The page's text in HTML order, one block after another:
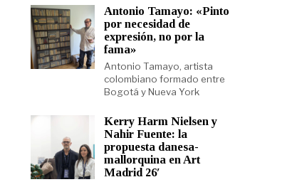
Antonio Tamayo: «Pinto
por necesidad de
expresión, no por la
fama»
Antonio Tamayo, artista
colombiano formado entre
Bogotá y Nueva York
Kerry Harm Nielsen y
Nahir Fuente: la
propuesta danesa-
mallorquina en Art
Madrid 26′